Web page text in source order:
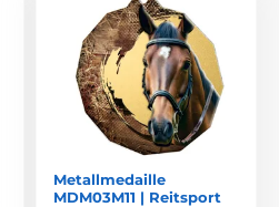
Metallmedaille
MDM03M11 | Reitsport